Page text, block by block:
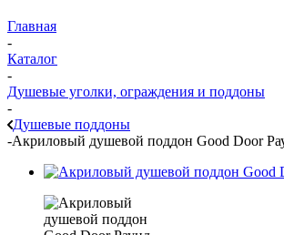
Главная
-
Каталог
-
Душевые уголки, ограждения и поддоны
-
Душевые поддоны
-Акриловый душевой поддон Good Door